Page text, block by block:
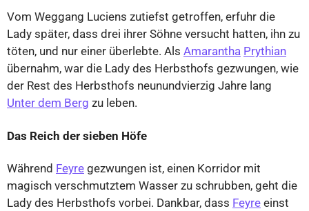
Vom Weggang Luciens zutiefst getroffen, erfuhr die
Lady später, dass drei ihrer Söhne versucht hatten, ihn zu
töten, und nur einer überlebte. Als Amarantha Prythian
übernahm, war die Lady des Herbsthofs gezwungen, wie
der Rest des Herbsthofs neunundvierzig Jahre lang
Unter dem Berg zu leben.
Das Reich der sieben Höfe
Während Feyre gezwungen ist, einen Korridor mit
magisch verschmutztem Wasser zu schrubben, geht die
Lady des Herbsthofs vorbei. Dankbar, dass Feyre einst